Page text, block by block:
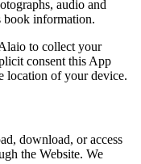
audio and
book information.
to collect your
consent this App
location of your device.
download, or access
the Website. We